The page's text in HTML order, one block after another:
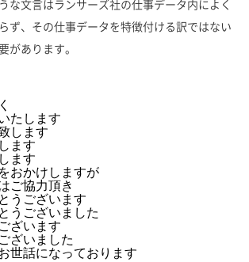
な文言はランサーズ社の仕事データ内によく
ず、その仕事データを特徴付ける訳ではない
があります。
たします
します
ます
ます
おかけしますが
ご協力頂き
うございます
うございました
ざいます
ざいました
世話になっております